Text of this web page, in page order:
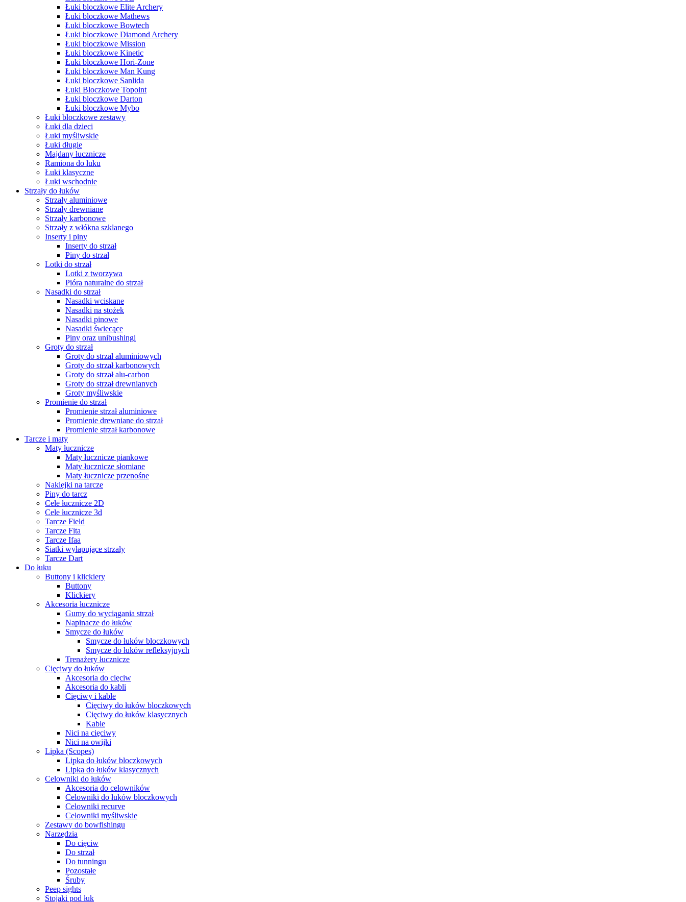
Łuki bloczkowe Elite Archery
Łuki bloczkowe Mathews
Łuki bloczkowe Bowtech
Łuki bloczkowe Diamond Archery
Łuki bloczkowe Mission
Łuki bloczkowe Kinetic
Łuki bloczkowe Hori-Zone
Łuki bloczkowe Man Kung
Łuki bloczkowe Sanlida
Łuki Bloczkowe Topoint
Łuki bloczkowe Darton
Łuki bloczkowe Mybo
Łuki bloczkowe zestawy
Łuki dla dzieci
Łuki myśliwskie
Łuki długie
Majdany łucznicze
Ramiona do łuku
Łuki klasyczne
Łuki wschodnie
Strzały do łuków
Strzały aluminiowe
Strzały drewniane
Strzały karbonowe
Strzały z włókna szklanego
Inserty i piny
Inserty do strzał
Piny do strzał
Lotki do strzał
Lotki z tworzywa
Pióra naturalne do strzał
Nasadki do strzał
Nasadki wciskane
Nasadki na stożek
Nasadki pinowe
Nasadki świecące
Piny oraz unibushingi
Groty do strzał
Groty do strzał aluminiowych
Groty do strzał karbonowych
Groty do strzał alu-carbon
Groty do strzał drewnianych
Groty myśliwskie
Promienie do strzał
Promienie strzał aluminiowe
Promienie drewniane do strzał
Promienie strzał karbonowe
Tarcze i maty
Maty łucznicze
Maty łucznicze piankowe
Maty łucznicze słomiane
Maty łucznicze przenośne
Naklejki na tarcze
Piny do tarcz
Cele łucznicze 2D
Cele łucznicze 3d
Tarcze Field
Tarcze Fita
Tarcze Ifaa
Siatki wyłapujące strzały
Tarcze Dart
Do łuku
Buttony i klickiery
Buttony
Klickiery
Akcesoria łucznicze
Gumy do wyciągania strzał
Napinacze do łuków
Smycze do łuków
Smycze do łuków bloczkowych
Smycze do łuków refleksyjnych
Trenażery łucznicze
Cięciwy do łuków
Akcesoria do cięciw
Akcesoria do kabli
Cięciwy i kable
Cięciwy do łuków bloczkowych
Cięciwy do łuków klasycznych
Kable
Nici na cięciwy
Nici na owijki
Lipka (Scopes)
Lipka do łuków bloczkowych
Lipka do łuków klasycznych
Celowniki do łuków
Akcesoria do celowników
Celowniki do łuków bloczkowych
Celowniki recurve
Celowniki myśliwskie
Zestawy do bowfishingu
Narzędzia
Do cięciw
Do strzał
Do tunningu
Pozostałe
Śruby
Peep sights
Stojaki pod łuk